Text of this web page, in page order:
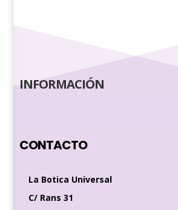
INFORMACIÓN
CONTACTO
La Botica Universal
C/ Rans 31